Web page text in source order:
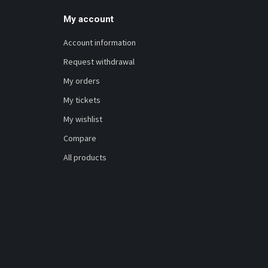
My account
Account information
Request withdrawal
My orders
My tickets
My wishlist
Compare
All products